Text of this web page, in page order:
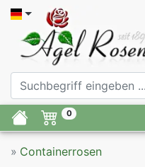
0
» Containerrosen